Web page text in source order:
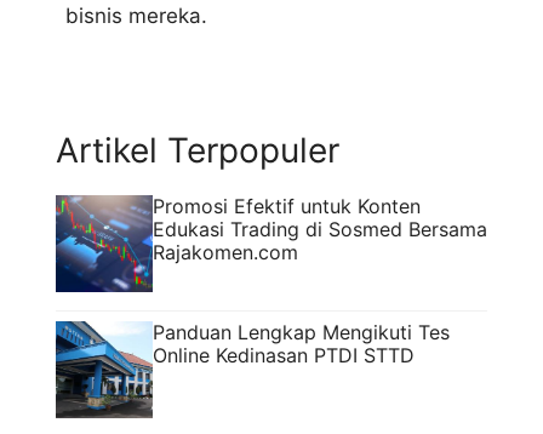
bisnis mereka.
Artikel Terpopuler
Promosi Efektif untuk Konten
Edukasi Trading di Sosmed Bersama
Rajakomen.com
Panduan Lengkap Mengikuti Tes
Online Kedinasan PTDI STTD